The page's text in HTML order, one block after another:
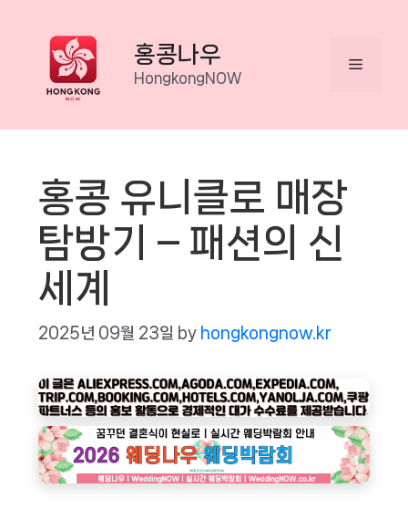
content
홍콩나우
HongkongNOW
Menu
홍콩 유니클로 매장
탐방기 – 패션의 신
세계
2025년 09월 23일 by hongkongnow.kr